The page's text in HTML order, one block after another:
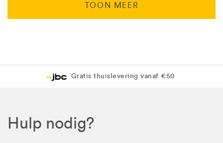
TOON MEER
Levering in 1 pakket
Gratis levering in JBC-winkel
Hulp nodig?